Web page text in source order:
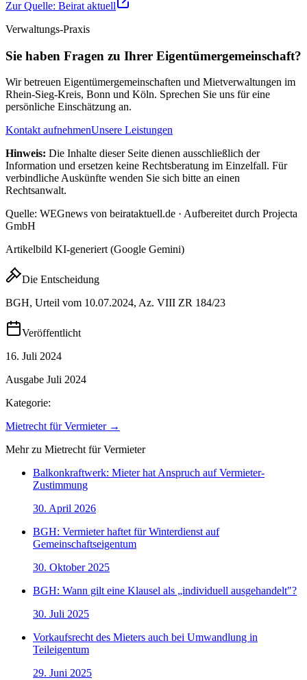
Zur Quelle: Beirat aktuell
Verwaltungs-Praxis
Sie haben Fragen zu Ihrer Eigentümergemeinschaft?
Wir betreuen Eigentümergemeinschaften und Mietverwaltungen im
Rhein-Sieg-Kreis, Bonn und Köln. Sprechen Sie uns für eine
persönliche Einschätzung an.
Kontakt aufnehmenUnsere Leistungen
Hinweis: Die Inhalte dieser Seite dienen ausschließlich der
Information und ersetzen keine Rechtsberatung im Einzelfall. Für
verbindliche Auskünfte wenden Sie sich bitte an einen
Rechtsanwalt.
Quelle: WEGnews von beirataktuell.de · Aufbereitet durch Projecta
GmbH
Artikelbild KI-generiert (Google Gemini)
Die Entscheidung
BGH, Urteil vom 10.07.2024, Az. VIII ZR 184/23
Veröffentlicht
16. Juli 2024
Ausgabe Juli 2024
Kategorie:
Mietrecht für Vermieter→
Mehr zu Mietrecht für Vermieter
Balkonkraftwerk: Mieter hat Anspruch auf Vermieter-
Zustimmung
30. April 2026
BGH: Vermieter haftet für Winterdienst auf
Gemeinschaftseigentum
30. Oktober 2025
BGH: Wann gilt eine Klausel als „individuell ausgehandelt"?
30. Juli 2025
Vorkaufsrecht des Mieters auch bei Umwandlung in
Teileigentum
29. Juni 2025